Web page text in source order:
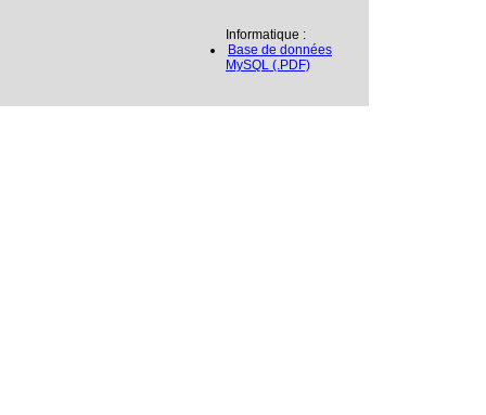
Informatique :
Base de données
MySQL (.PDF)